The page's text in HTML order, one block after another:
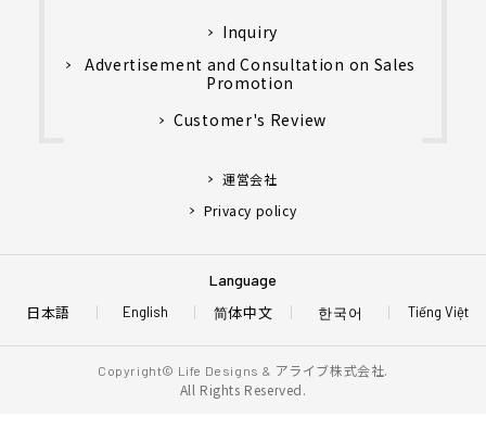
Inquiry
Advertisement and Consultation on Sales
Promotion
Customer's Review
運営会社
Privacy policy
Language
日本語 English Tiếng Việt
简体中文 한국어
Copyright© Life Designs & アライブ株式会社.
All Rights Reserved.